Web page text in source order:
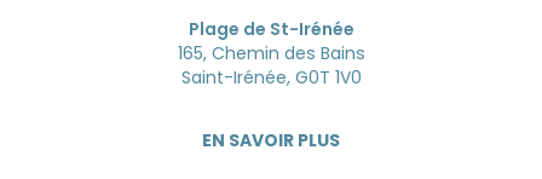
Plage de St-Irénée
165, Chemin des Bains
Saint-Irénée, G0T 1V0
EN SAVOIR PLUS